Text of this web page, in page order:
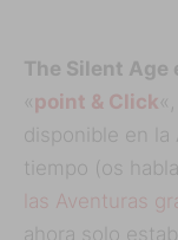
The Silent Age
point & Click
disponible en la
tiempo (os
las Aventuras
ahora solo